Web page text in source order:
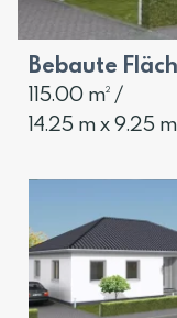
Bebaute
115.00 m² /
14.25 m x 9.25 m